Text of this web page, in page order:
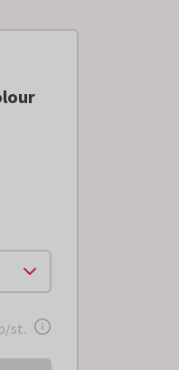
stuk
p/st.